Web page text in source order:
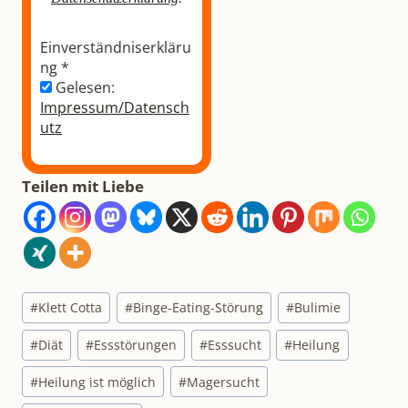
Einverständniserkläru
ng*
Gelesen:
Impressum/Datensch
utz
Teilen mit Liebe
Schlagworte:
#Klett Cotta #Binge-Eating-Störung #Bulimie
#Diät #Essstörungen #Esssucht #Heilung
#Heilung ist möglich #Magersucht